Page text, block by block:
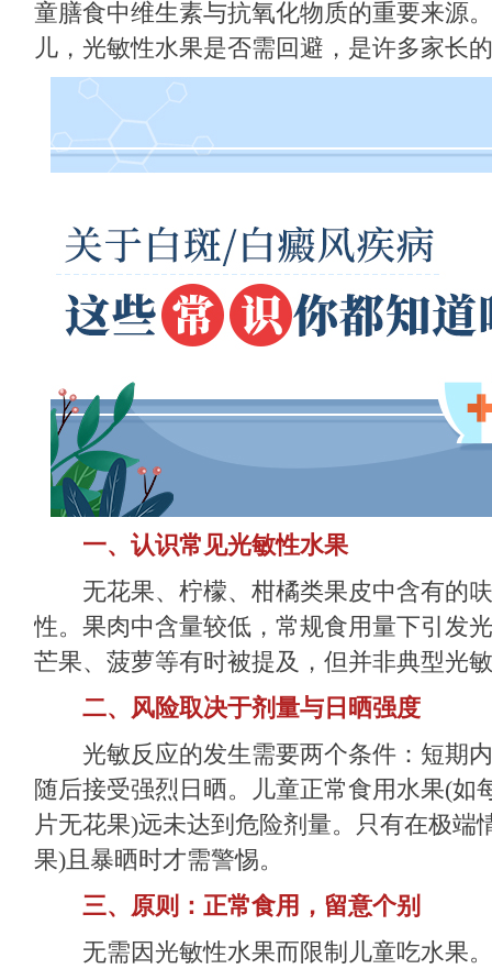
童膳食中维生素与抗氧化物质的重要来源
儿，光敏性水果是否需回避，是许多家长
一、认识常见光敏性水果
无花果、柠檬、柑橘类果皮中含有的呋
性。果肉中含量较低，常规食用量下引发
芒果、菠萝等有时被提及，但并非典型光
二、风险取决于剂量与日晒强度
光敏反应的发生需要两个条件：短期内
随后接受强烈日晒。儿童正常食用水果(如
片无花果)远未达到危险剂量。只有在极端
果)且暴晒时才需警惕。
三、原则：正常食用，留意个别
无需因光敏性水果而限制儿童吃水果。